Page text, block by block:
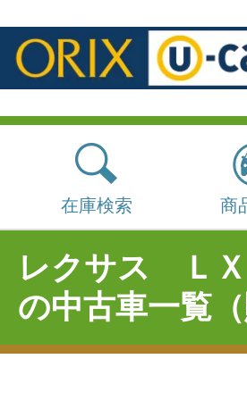
在庫検索 商
レクサス Ｌ
の中古車一覧（